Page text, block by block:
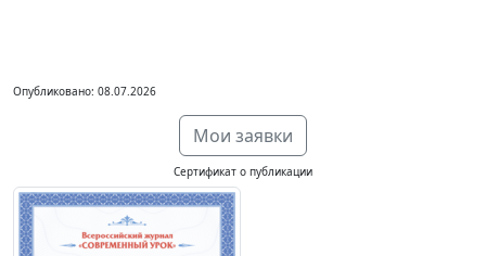
Опубликовано: 08.07.2026
Мои заявки
Сертификат о публикации